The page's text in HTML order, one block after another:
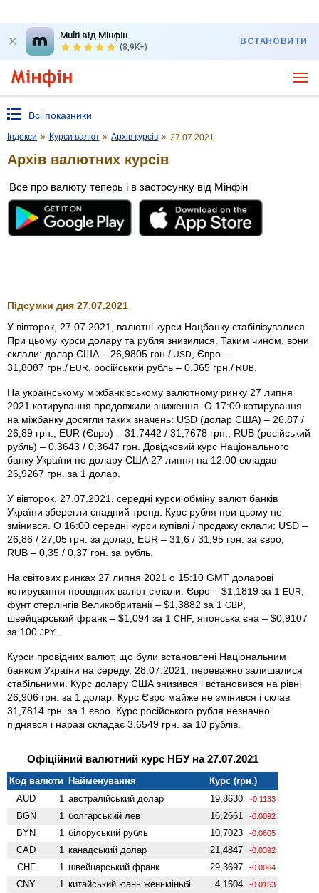
Multi від Мінфін
(8,9K+)
ВСТАНОВИТИ
Всі показники
Індекси » Курси валют » Архів курсів » 27.07.2021
Архів валютних курсів
Все про валюту теперь і в застосунку від Мінфін
Підсумки дня 27.07.2021
У вівторок, 27.07.2021, валютні курси Нацбанку стабілізувалися.
При цьому курси долару та рубля знизилися. Таким чином, вони
склали: долар США – 26,9805 грн./ USD
, Євро –
31,8087 грн./ EUR , російський рубль – 0,365 грн./ RUB
На українському міжбанківському валютному ринку 27 липня
2021 котирування продовжили зниження. О 17:00 котирування
на міжбанку досягли таких значень: USD (долар США) – 26,87 /
26,89 грн., EUR (Євро) – 31,7442 / 31,7678 грн., RUB (російський
рубль) – 0,3643 / 0,3647 грн. Довідковий курс Національного
банку України по долару США 27 липня на 12:00 складав
26,9267 грн. за 1 долар.
У вівторок, 27.07.2021, середні курси обміну валют банків
України зберегли спадний тренд. Курс рубля при цьому не
змінився. О 16:00 середні курси купівлі / продажу склали: USD –
26,86 / 27,05 грн. за долар, EUR – 31,6 / 31,95 грн. за євро,
RUB – 0,35 / 0,37 грн. за рубль.
На світових ринках 27 липня 2021 о 15:10 GMT доларові
котирування провідних валют склали: Євро – $1,1819 за 1 EUR
фунт стерлінгів Велико­британії – $1,3882 за 1 GBP
швейцарський франк – $1,094 за 1 CHF , японська єна – $0,9107
за 100 JPY
Курси провідних валют, що були встановлені Національним
банком України на середу, 28.07.2021, переважно залишалися
стабільними. Курс долару США знизився і встановився на рівні
26,906 грн. за 1 долар. Курс Євро майже не змінився і склав
31,7814 грн. за 1 євро. Курс російського рубля незначно
піднявся і наразі складає 3,6549 грн. за 10 рублів.
Офіційний валютний курс НБУ на 27.07.2021
Код валюти Найменування
Курс (грн.)
AUD
1 австралійський долар 19,8630 -0.1133
BGN 1 болгарський лев 16,2661 -0.0092
BYN 1 білоруський рубль 10,7023 -0.0605
CAD 1 канадський долар 21,4847 -0.0392
CHF 1 швейцарський франк 29,3697 -0.0064
CNY 1 китайський юань женьмiньбi 4,1604 -0.0153